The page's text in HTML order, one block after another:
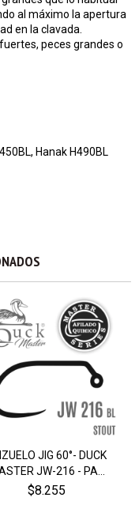
al máximo la apertura
en la clavada.
peces grandes o
Hanak H490BL
JIG 60°- DUCK
JW-216 - PA...
$8.255